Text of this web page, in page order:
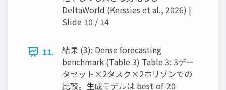
DeltaWorld (Kerssies et al., 2026) |
Slide 10 / 14
11.
結果 (3): Dense forecasting
benchmark (Table 3) Table 3: 3デー
タセット×2タスク×2ホリゾンでの
比較。生成モデルは best-of-20